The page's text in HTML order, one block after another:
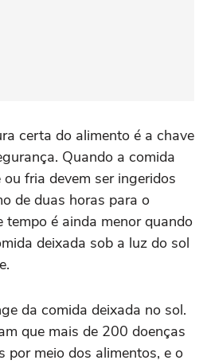
certa do alimento é a chave
Quando a comida
fria devem ser ingeridos
de duas horas para o
tempo é ainda menor quando
deixada sob a luz do sol
da comida deixada no sol.
que mais de 200 doenças
por meio dos alimentos, e o